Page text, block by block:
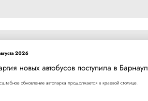
2026
новых автобусов поступила в Барнаул
обновление автопарка продолжается в краевой столице.